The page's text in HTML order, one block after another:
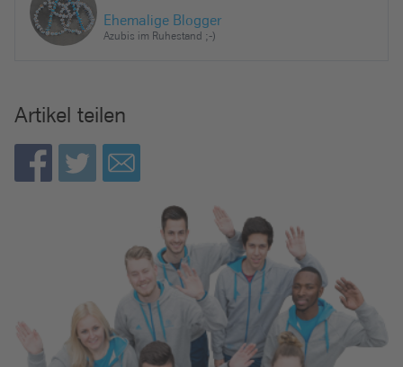
Ehemalige Blogger
Azubis im Ruhestand ;-)
Artikel teilen